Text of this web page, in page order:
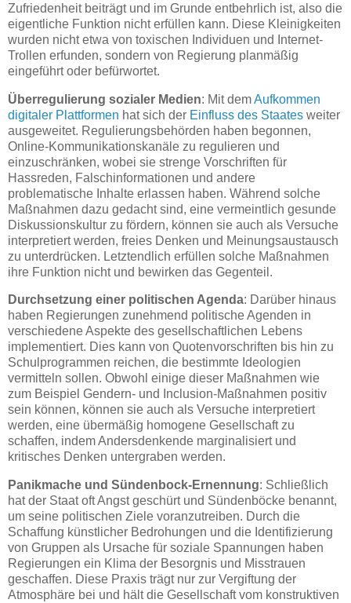
Zufriedenheit beiträgt und im Grunde entbehrlich ist, also die
eigentliche Funktion nicht erfüllen kann. Diese Kleinigkeiten
wurden nicht etwa von toxischen Individuen und Internet-
Trollen erfunden, sondern von Regierung planmäßig
eingeführt oder befürwortet.
Überregulierung sozialer Medien: Mit demAufkommen
digitaler Plattformen hat sich der Einfluss des Staates weiter
ausgeweitet. Regulierungsbehörden haben begonnen,
Online-Kommunikationskanäle zu regulieren und
einzuschränken, wobei sie strenge Vorschriften für
Hassreden, Falschinformationen und andere
problematische Inhalte erlassen haben. Während solche
Maßnahmen dazu gedacht sind, eine vermeintlich gesunde
Diskussionskultur zu fördern, können sie auch als Versuche
interpretiert werden, freies Denken und Meinungsaustausch
zu unterdrücken. Letztendlich erfüllen solche Maßnahmen
ihre Funktion nicht und bewirken das Gegenteil.
Durchsetzung einer politischen Agenda: Darüber hinaus
haben Regierungen zunehmend politische Agenden in
verschiedene Aspekte des gesellschaftlichen Lebens
implementiert. Dies kann von Quotenvorschriften bis hin zu
Schulprogrammen reichen, die bestimmte Ideologien
vermitteln sollen. Obwohl einige dieser Maßnahmen wie
zum Beispiel Gendern- und Inclusion-Maßnahmen positiv
sein können, können sie auch als Versuche interpretiert
werden, eine übermäßig homogene Gesellschaft zu
schaffen, indem Andersdenkende marginalisiert und
kritisches Denken untergraben werden.
Panikmache und Sündenbock-Ernennung: Schließlich
hat der Staat oft Angst geschürt und Sündenböcke benannt,
um seine politischen Ziele voranzutreiben. Durch die
Schaffung künstlicher Bedrohungen und die Identifizierung
von Gruppen als Ursache für soziale Spannungen haben
Regierungen ein Klima der Besorgnis und Misstrauen
geschaffen. Diese Praxis trägt nur zur Vergiftung der
Atmosphäre bei und hält die Gesellschaft vom konstruktiven